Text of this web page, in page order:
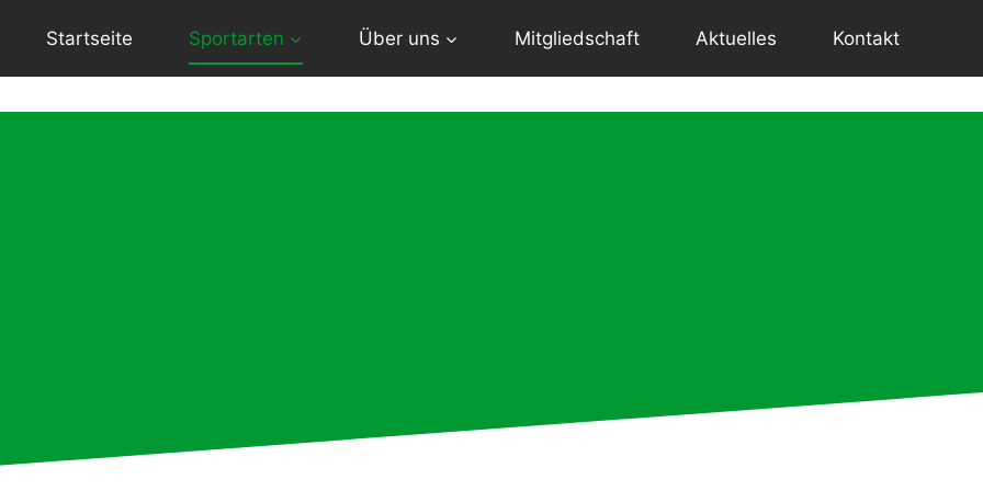
Startseite Sportarten Über uns Mitgliedschaft Aktuelles Kontakt